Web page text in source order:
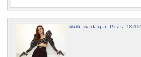
ouro via da qui Posts: 18202